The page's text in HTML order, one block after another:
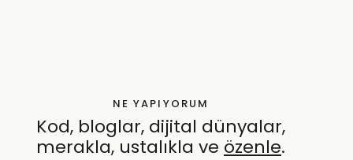
NE YAPIYORUM
Kod, bloglar, dijital dünyalar,
merakla, ustalıkla ve özenle.